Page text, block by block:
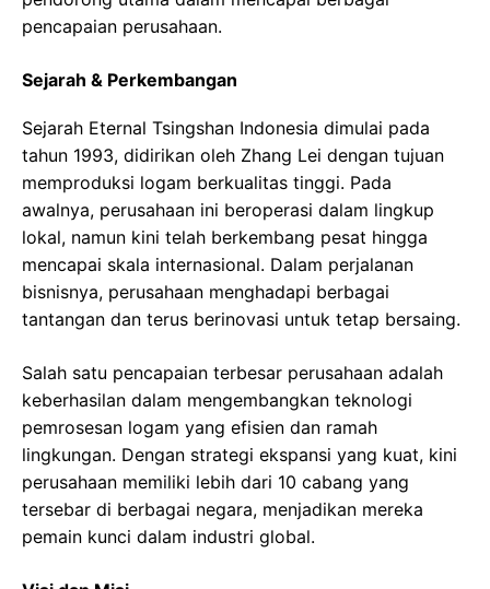
pencapaian perusahaan.
Sejarah & Perkembangan
Sejarah Eternal Tsingshan Indonesia dimulai pada
tahun 1993, didirikan oleh Zhang Lei dengan tujuan
memproduksi logam berkualitas tinggi. Pada
awalnya, perusahaan ini beroperasi dalam lingkup
lokal, namun kini telah berkembang pesat hingga
mencapai skala internasional. Dalam perjalanan
bisnisnya, perusahaan menghadapi berbagai
tantangan dan terus berinovasi untuk tetap bersaing.
Salah satu pencapaian terbesar perusahaan adalah
keberhasilan dalam mengembangkan teknologi
pemrosesan logam yang efisien dan ramah
lingkungan. Dengan strategi ekspansi yang kuat, kini
perusahaan memiliki lebih dari 10 cabang yang
tersebar di berbagai negara, menjadikan mereka
pemain kunci dalam industri global.